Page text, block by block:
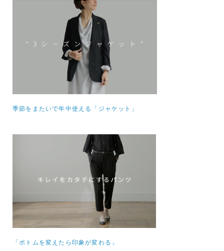
季節をまたいで年中使える「ジャケット」
「ボトムを変えたら印象が変わる」